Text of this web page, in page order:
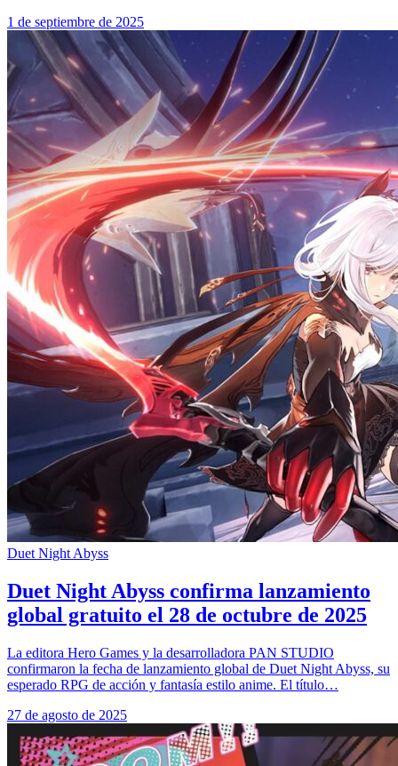
1 de septiembre de 2025
Duet Night Abyss
Duet Night Abyss confirma lanzamiento
global gratuito el 28 de octubre de 2025
La editora Hero Games y la desarrolladora PAN STUDIO
confirmaron la fecha de lanzamiento global de Duet Night Abyss, su
esperado RPG de acción y fantasía estilo anime. El título…
27 de agosto de 2025